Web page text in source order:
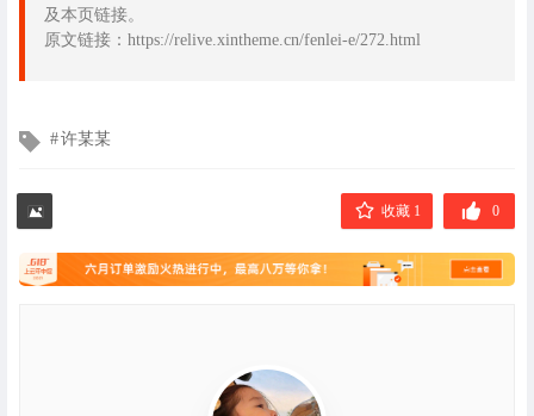
及本页链接。
原文链接：https://relive.xintheme.cn/fenlei-e/272.html
文
签
许某某
收藏 1 0